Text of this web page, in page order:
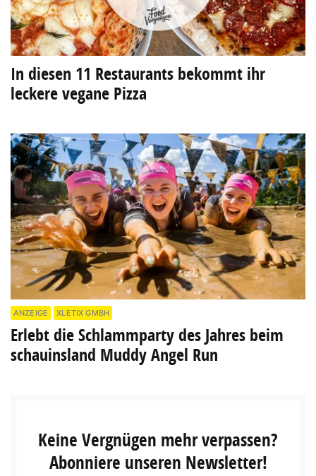
In diesen 11 Restaurants bekommt ihr
leckere vegane Pizza
ANZEIGE XLETIX GMBH
Erlebt die Schlammparty des Jahres beim
schauinsland Muddy Angel Run
Keine Vergnügen mehr verpassen?
Abonniere unseren Newsletter!